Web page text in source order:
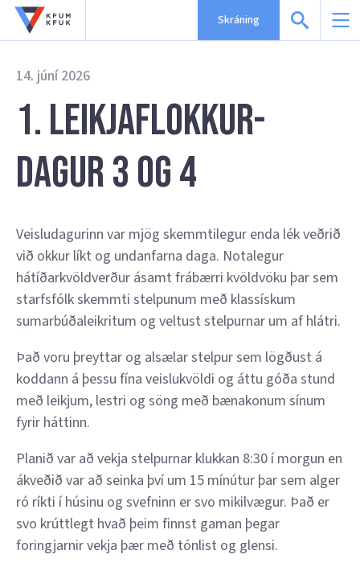
Skráning
14. júní 2026
1. Leikjaflokkur-
Dagur 3 og 4
Veisludagurinn var mjög skemmtilegur enda lék veðrið
við okkur líkt og undanfarna daga. Notalegur
hátíðarkvöldverður ásamt frábærri kvöldvöku þar sem
starfsfólk skemmti stelpunum með klassískum
sumarbúðaleikritum og veltust stelpurnar um af hlátri.
Það voru þreyttar og alsælar stelpur sem lögðust á
koddann á þessu fína veislukvöldi og áttu góða stund
með leikjum, lestri og söng með bænakonum sínum
fyrir háttinn.
Planið var að vekja stelpurnar klukkan 8:30 í morgun en
ákveðið var að seinka því um 15 mínútur þar sem alger
ró ríkti í húsinu og svefninn er svo mikilvægur. Það er
svo krúttlegt hvað þeim finnst gaman þegar
foringjarnir vekja þær með tónlist og glensi.